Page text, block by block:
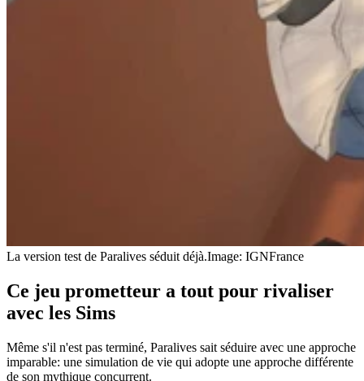
La version test de Paralives séduit déjà.Image: IGNFrance
Ce jeu prometteur a tout pour rivaliser
avec les Sims
Même s'il n'est pas terminé, Paralives sait séduire avec une approche
imparable: une simulation de vie qui adopte une approche différente
de son mythique concurrent.